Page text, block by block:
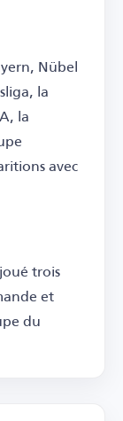
Nübel
la
la
avec
trois
et
du